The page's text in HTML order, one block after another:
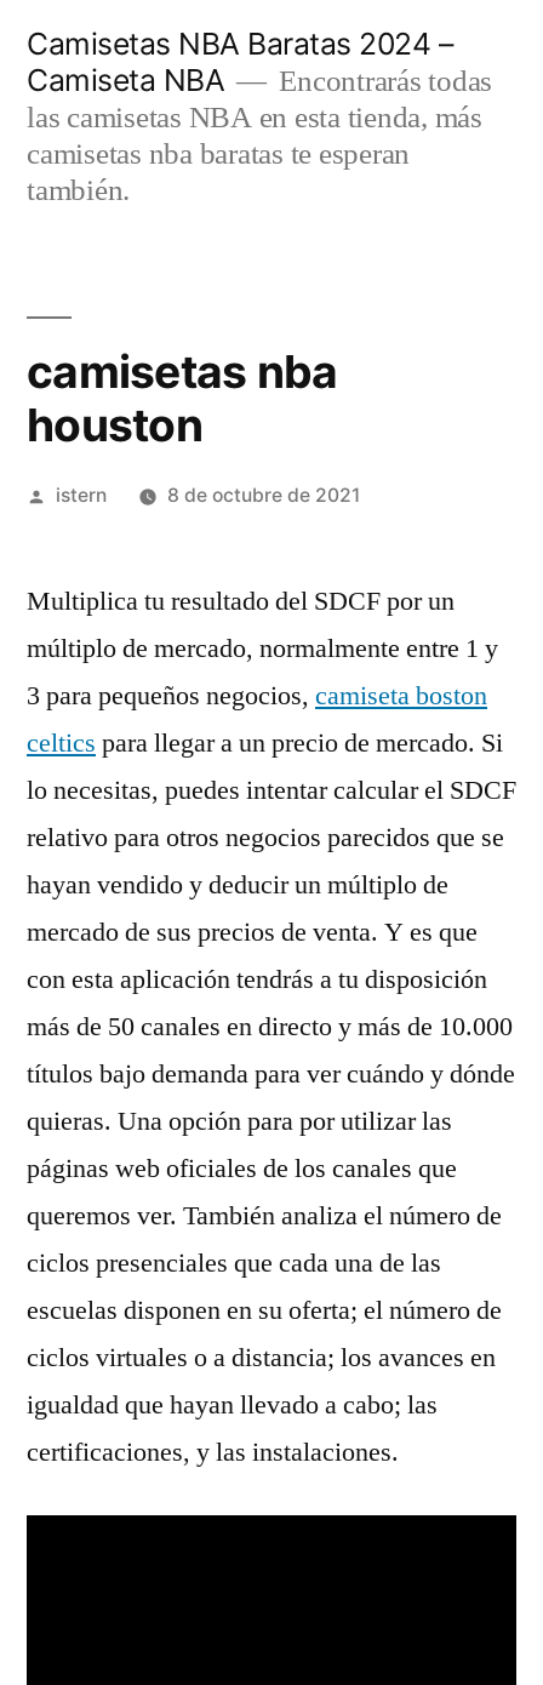
contenido
Camisetas NBA Baratas 2024 –
Camiseta NBA
Encontrarás todas
las camisetas NBA en esta tienda, más
camisetas nba baratas te esperan
también.
camisetas nba
houston
Publicado
istern 8 de octubre de 2021
Multiplica tu resultado del SDCF por un
múltiplo de mercado, normalmente entre 1 y
3 para pequeños negocios, camiseta boston
celtics para llegar a un precio de mercado. Si
lo necesitas, puedes intentar calcular el SDCF
relativo para otros negocios parecidos que se
hayan vendido y deducir un múltiplo de
mercado de sus precios de venta. Y es que
con esta aplicación tendrás a tu disposición
más de 50 canales en directo y más de 10.000
títulos bajo demanda para ver cuándo y dónde
quieras. Una opción para por utilizar las
páginas web oficiales de los canales que
queremos ver. También analiza el número de
ciclos presenciales que cada una de las
escuelas disponen en su oferta; el número de
ciclos virtuales o a distancia; los avances en
igualdad que hayan llevado a cabo; las
certificaciones, y las instalaciones.